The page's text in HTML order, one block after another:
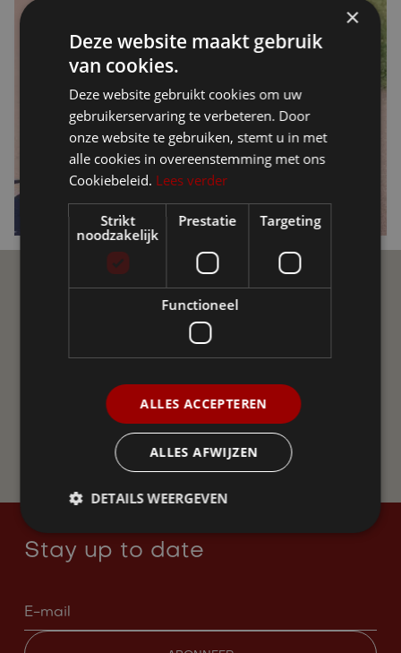
Ellio Community
en antwoord, delen nieuws, advies en ervaringen uit.
Stay up to date
×
Deze website maakt gebruik
van cookies.
Deze website gebruikt cookies om uw
gebruikerservaring te verbeteren. Door
onze website te gebruiken, stemt u in met
alle cookies in overeenstemming met ons
Cookiebeleid. Lees verder
Strikt
noodzakelijk
Prestatie Targeting
Functioneel
ALLES ACCEPTEREN
ALLES AFWIJZEN
DETAILS WEERGEVEN